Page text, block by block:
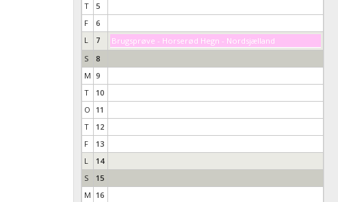
T
5
F
6
L
7
Brugsprøve - Horserød Hegn - Nordsjælland
S
8
M 9
T
10
O
11
T
12
F
13
L
14
S
15
M 16